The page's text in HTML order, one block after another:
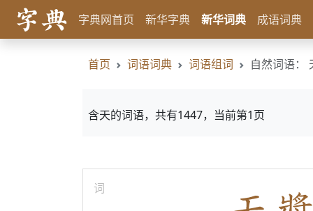
字典网首页 新华字典 新华词典 成语词典
首页 词语词典 词语组词 自然词语：
含天的词语，共有1447，当前第1页
词